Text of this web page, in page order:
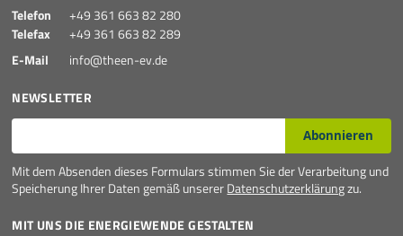
Telefon
+49 361 663 82 280
Telefax
+49 361 663 82 289
E-Mail
info@theen-ev.de
NEWSLETTER
E-Mail* Abonnieren
Mit dem Absenden dieses Formulars stimmen Sie der Verarbeitung und
Speicherung Ihrer Daten gemäß unsererDatenschutzerklärungzu.
MIT UNS DIE ENERGIEWENDE GESTALTEN